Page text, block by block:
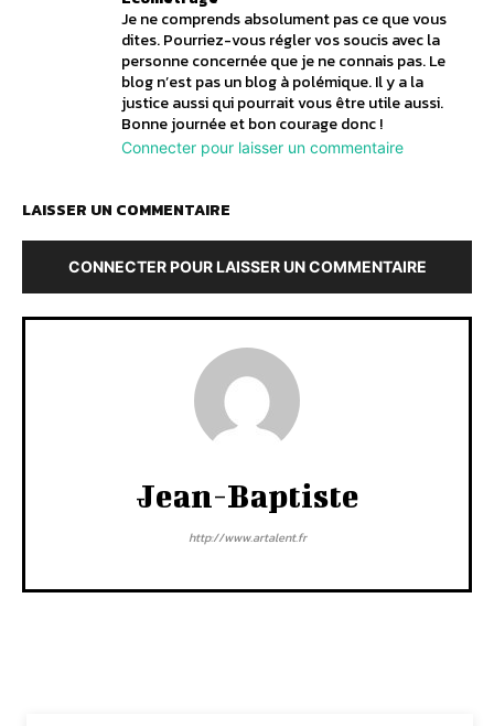
Je ne comprends absolument pas ce que vous
dites. Pourriez-vous régler vos soucis avec la
personne concernée que je ne connais pas. Le
blog n’est pas un blog à polémique. Il y a la
justice aussi qui pourrait vous être utile aussi.
Bonne journée et bon courage donc !
Connecter pour laisser un commentaire
LAISSER UN COMMENTAIRE
CONNECTER POUR LAISSER UN COMMENTAIRE
Jean-Baptiste
http://www.artalent.fr